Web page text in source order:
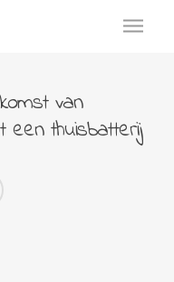
van
een thuisbatterij